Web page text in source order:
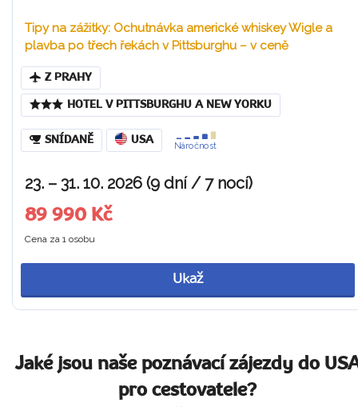
Tipy na zážitky: Ochutnávka americké whiskey Wigle a
plavba po třech řekách v Pittsburghu – v ceně
Z PRAHY
HOTEL V PITTSBURGHU A NEW YORKU
SNÍDANĚ USA
Náročnost
23. – 31. 10. 2026 (9 dní / 7 nocí)
89 990 Kč
Cena za 1 osobu
Ukaž
Jaké jsou naše poznávací zájezdy do
pro cestovatele?